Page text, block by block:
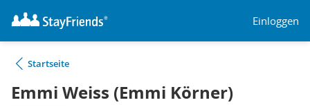
Einloggen
Startseite
Emmi Weiss (Emmi Körner)